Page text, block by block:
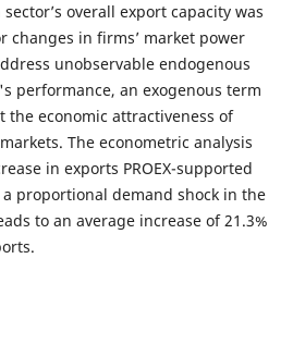
sector’s overall export capacity was
changes in firms’ market power
unobservable endogenous
performance, an exogenous term
the economic attractiveness of
The econometric analysis
in exports PROEX-supported
proportional demand shock in the
to an average increase of 21.3%